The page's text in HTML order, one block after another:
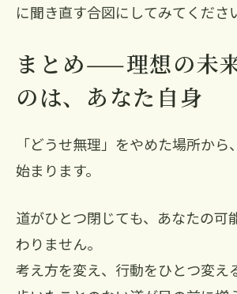
に聞き直す合図にしてみてくださ
まとめ——理想の未
のは、あなた自身
「どうせ無理」をやめた場所か
始まります。
道がひとつ閉じても、あなたの可
わりません。
考え方を変え、行動をひとつ変え